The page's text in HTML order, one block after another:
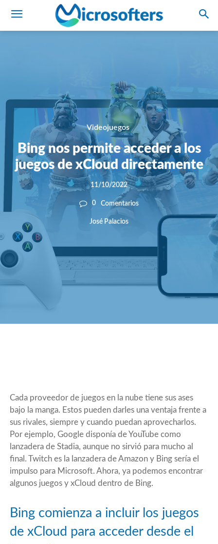
Videojuegos
Bing nos permite acceder a los
juegos de xCloud directamente
11/10/2022
0 Comentarios
José Palacios
Cada proveedor de juegos en la nube tiene sus ases
bajo la manga. Estos pueden darles una ventaja frente a
sus rivales, siempre y cuando puedan aprovecharlos.
Por ejemplo, Google disponía de YouTube como
lanzadera de Stadia, aunque no sirvió para mucho al
final. Twitch es la lanzadera de Amazon y Bing sería el
impulso para Microsoft. Ahora, ya podemos encontrar
algunos juegos y xCloud dentro de Bing.
Bing comienza a incluir los juegos
de xCloud para acceder desde el